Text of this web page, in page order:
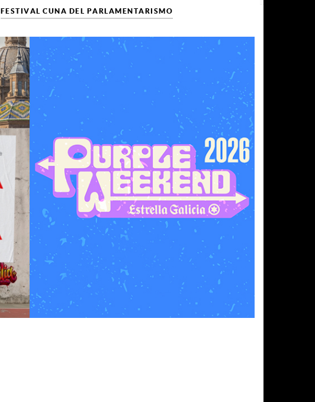
FESTIVAL CUNA DEL PARLAMENTARISMO